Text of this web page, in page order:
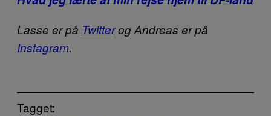
Lasse er på Twitterog Andreas er på
Instagram.
Tagget: